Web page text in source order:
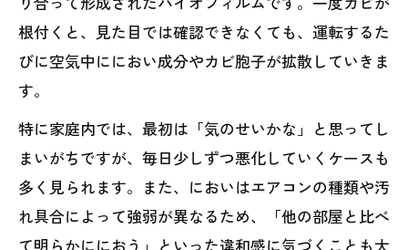
根付くと、見た目では確認できなくても、運転するた
びに空気中ににおい成分やカビ胞子が拡散していきま
す。
特に家庭内では、最初は「気のせいかな」と思ってし
まいがちですが、毎日少しずつ悪化していくケースも
多く見られます。また、においはエアコンの種類や汚
れ具合によって強弱が異なるため、「他の部屋と比べ
て明らかににおう」といった違和感に気づくことも大